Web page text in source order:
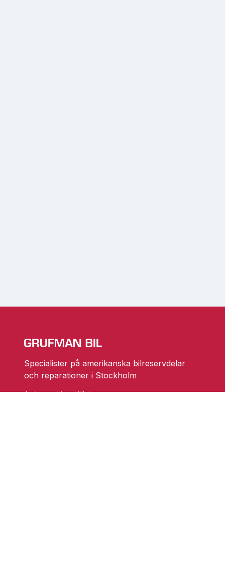
Specialister på amerikanska bilreservdelar
och reparationer i Stockholm
Ändra cookieinställningar